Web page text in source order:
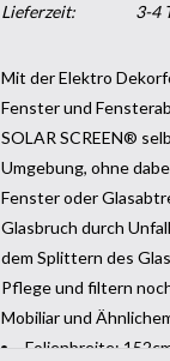
Lieferzeit:
3-4
Mit der Elektro
Fenster und
SOLAR SCREEN®
Umgebung, ohne
Fenster oder
Glasbruch durch
dem Splittern des
Pflege und filtern
Mobiliar und
Folienbreite: